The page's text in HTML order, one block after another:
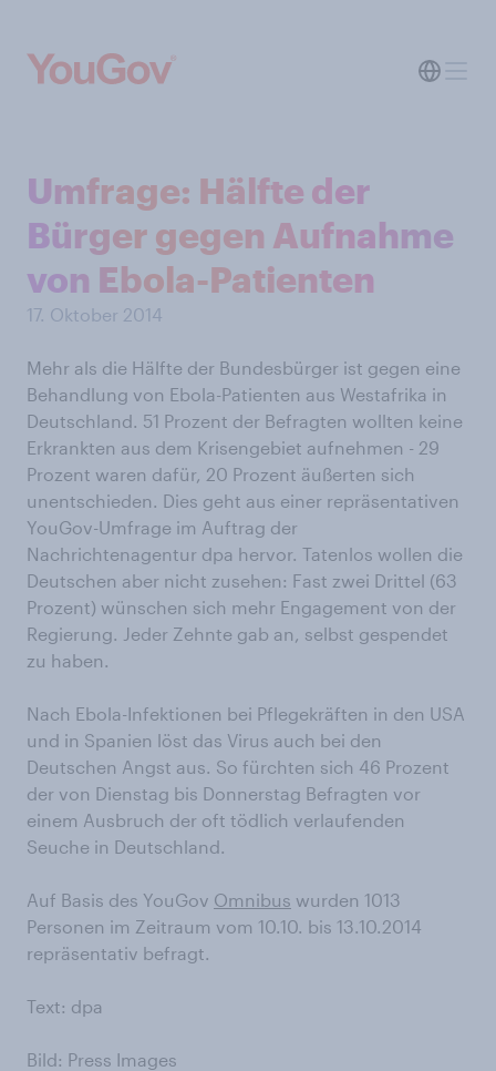
Umfrage: Hälfte der
Bürger gegen Aufnahme
von Ebola-Patienten
17. Oktober 2014
Mehr als die Hälfte der Bundesbürger ist gegen eine
Behandlung von Ebola-Patienten aus Westafrika in
Deutschland. 51 Prozent der Befragten wollten keine
Erkrankten aus dem Krisengebiet aufnehmen - 29
Prozent waren dafür, 20 Prozent äußerten sich
unentschieden. Dies geht aus einer repräsentativen
YouGov-Umfrage im Auftrag der
Nachrichtenagentur dpa hervor. Tatenlos wollen die
Deutschen aber nicht zusehen: Fast zwei Drittel (63
Prozent) wünschen sich mehr Engagement von der
Regierung. Jeder Zehnte gab an, selbst gespendet
zu haben.
Nach Ebola-Infektionen bei Pflegekräften in den USA
und in Spanien löst das Virus auch bei den
Deutschen Angst aus. So fürchten sich 46 Prozent
der von Dienstag bis Donnerstag Befragten vor
einem Ausbruch der oft tödlich verlaufenden
Seuche in Deutschland.
Auf Basis des YouGov Omnibus wurden 1013
Personen im Zeitraum vom 10.10. bis 13.10.2014
repräsentativ befragt.
Text: dpa
Bild: Press Images